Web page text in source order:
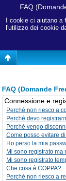
I cookie ci aiutano
l'utilizzo dei cookie
FAQ
FAQ (Domande
Connessione e
Perché non riesco a
Perché devo
Perché vengo
Come posso evitare
Ho perso la mia
Mi sono registrato ma
Mi sono registrato
Che cosa è COPPA?
Perché non riesco a